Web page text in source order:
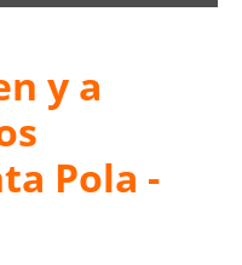
y a
Pola -